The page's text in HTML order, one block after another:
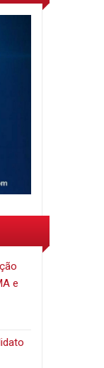
e